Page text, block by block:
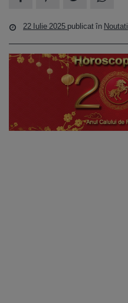
22 Iulie 2025 publicat în Noutati